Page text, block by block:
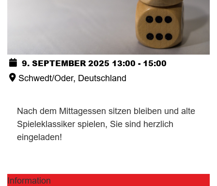
9. SEPTEMBER 2025 13:00 - 15:00
Schwedt/Oder, Deutschland
Nach dem Mittagessen sitzen bleiben und alte
Spieleklassiker spielen, Sie sind herzlich
eingeladen!
Information